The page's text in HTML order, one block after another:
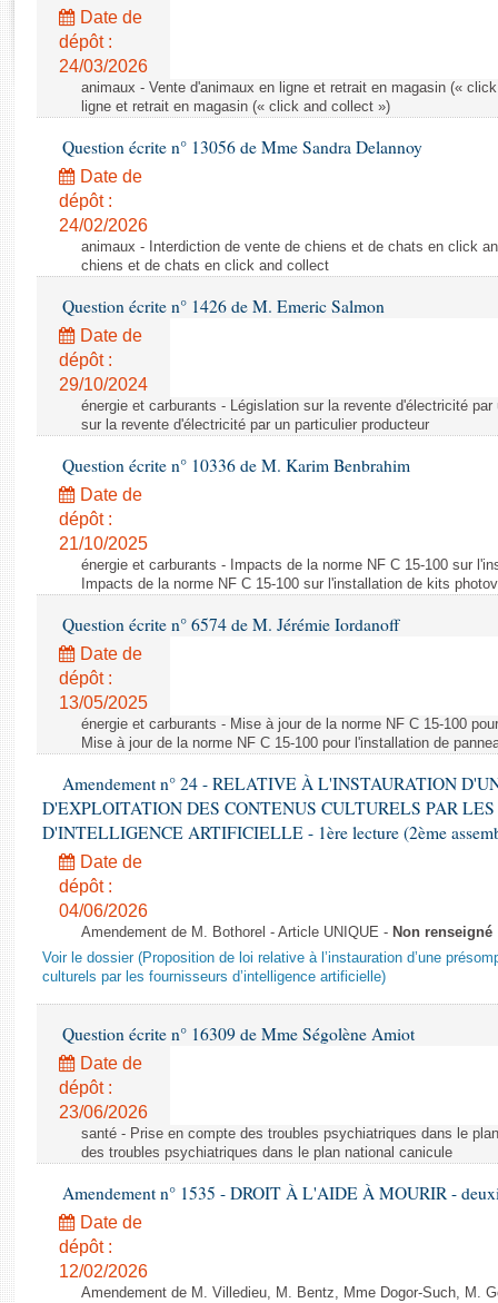
Rapports législatifs
Rapports sur l'application des lois
Baromètre de l’application des lois
Dossiers législatifs
Budget et sécurité sociale
Questions écrites et orales
Comptes rendus des débats
Date de
dépôt :
24/03/2026
animaux - Vente d'animaux en ligne et retrait en magasin («
ligne et retrait en magasin (« click and collect »)
Question écrite n° 13056 de Mme Sandra Delannoy
Date de
dépôt :
24/02/2026
animaux - Interdiction de vente de chiens et de chats en click
chiens et de chats en click and collect
Question écrite n° 1426 de M. Emeric Salmon
Date de
dépôt :
29/10/2024
énergie et carburants - Législation sur la revente d'électricité
sur la revente d'électricité par un particulier producteur
Question écrite n° 10336 de M. Karim Benbrahim
Date de
dépôt :
21/10/2025
énergie et carburants - Impacts de la norme NF C 15-100 sur
Impacts de la norme NF C 15-100 sur l'installation de kits
Question écrite n° 6574 de M. Jérémie Iordanoff
Date de
dépôt :
13/05/2025
énergie et carburants - Mise à jour de la norme NF C 15-100
Mise à jour de la norme NF C 15-100 pour l'installation de
Amendement n° 24 - RELATIVE À L'INSTAURATION
D'EXPLOITATION DES CONTENUS CULTURELS PAR LES
D'INTELLIGENCE ARTIFICIELLE - 1ère lecture (2ème
Date de
dépôt :
04/06/2026
Amendement de M. Bothorel - Article UNIQUE - Non renseigné
Voir le dossier (Proposition de loi relative à l’instauration d’une
culturels par les fournisseurs d’intelligence artificielle)
Question écrite n° 16309 de Mme Ségolène Amiot
Date de
dépôt :
23/06/2026
santé - Prise en compte des troubles psychiatriques dans le
des troubles psychiatriques dans le plan national canicule
Amendement n° 1535 - DROIT À L'AIDE À MOURIR -
Date de
dépôt :
12/02/2026
Amendement de M. Villedieu, M. Bentz, Mme Dogor-Such, M.